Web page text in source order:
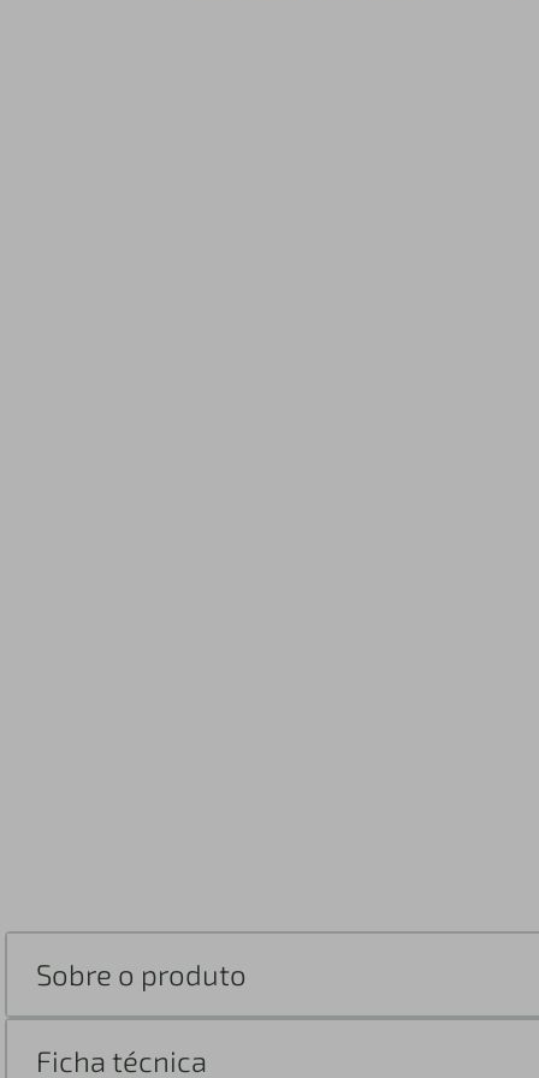
Sobre o produto
Ficha técnica